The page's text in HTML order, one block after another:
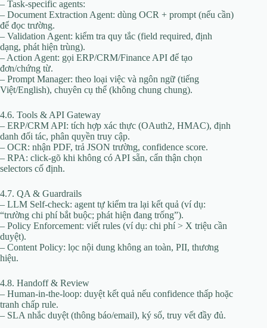
– Task-specific agents:
– Document Extraction Agent: dùng OCR + prompt (nếu cần)
để đọc trường.
– Validation Agent: kiểm tra quy tắc (field required, định
dạng, phát hiện trùng).
– Action Agent: gọi ERP/CRM/Finance API để tạo
đơn/chứng từ.
– Prompt Manager: theo loại việc và ngôn ngữ (tiếng
Việt/English), chuyên cụ thể (không chung chung).
4.6. Tools & API Gateway
– ERP/CRM API: tích hợp xác thực (OAuth2, HMAC), định
danh đối tác, phân quyền truy cập.
– OCR: nhận PDF, trả JSON trường, confidence score.
– RPA: click-gõ khi không có API sẵn, cẩn thận chọn
selectors cố định.
4.7. QA & Guardrails
– LLM Self-check: agent tự kiểm tra lại kết quả (ví dụ:
“trường chi phí bắt buộc; phát hiện đang trống”).
– Policy Enforcement: viết rules (ví dụ: chi phí > X triệu cần
duyệt).
– Content Policy: lọc nội dung không an toàn, PII, thương
hiệu.
4.8. Handoff & Review
– Human-in-the-loop: duyệt kết quả nếu confidence thấp hoặc
tranh chấp rule.
– SLA nhắc duyệt (thông báo/email), ký số, truy vết đầy đủ.